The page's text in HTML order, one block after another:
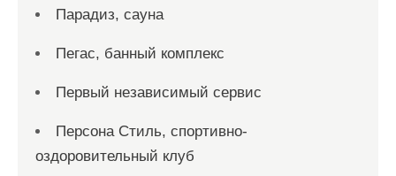
Парадиз, сауна
Пегас, банный комплекс
Первый независимый сервис
Персона Стиль, спортивно-
оздоровительный клуб